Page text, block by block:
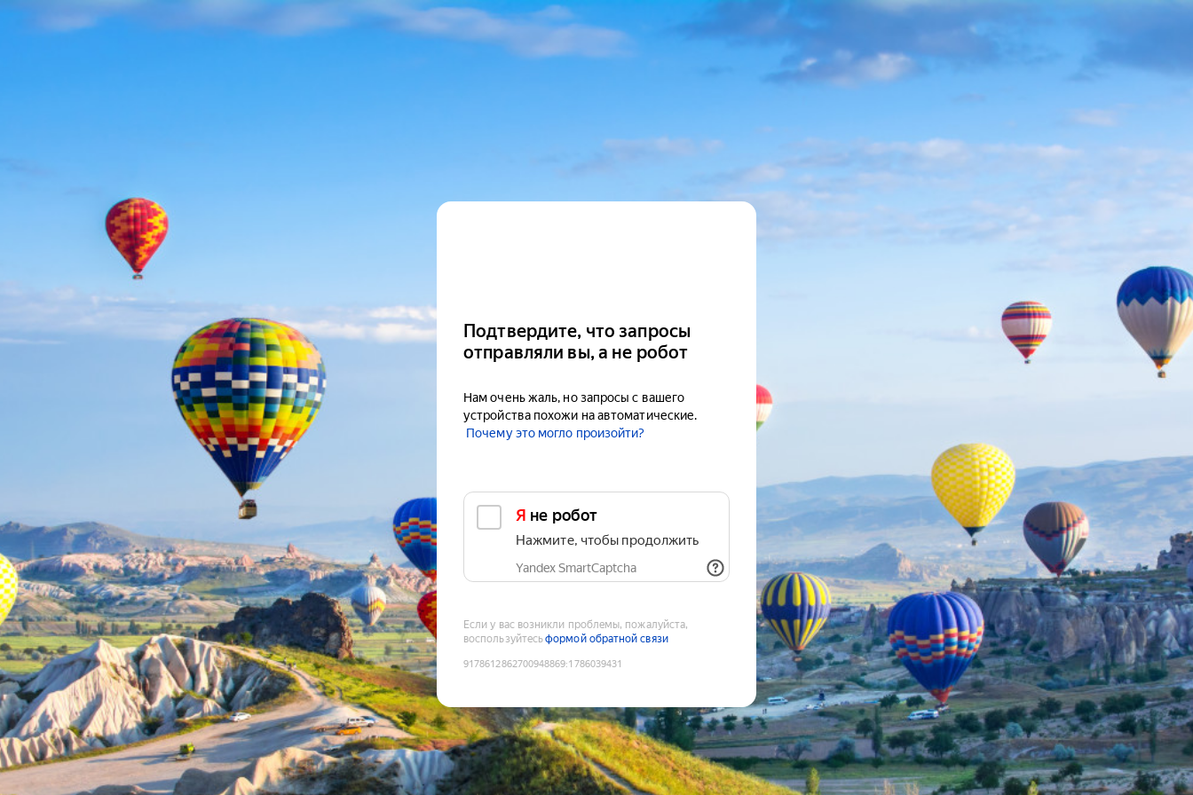
Подтвердите, что запросы
отправляли вы, а не робот
Нам очень жаль, но запросы с вашего
устройства похожи на автоматические.
Почему это могло произойти?
Я не робот
Нажмите, чтобы продолжить
Yandex SmartCaptcha
Если у вас возникли проблемы, пожалуйста,
воспользуйтесьформой обратной связи
9178612862700948869:1786039431